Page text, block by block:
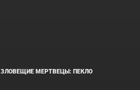
ЗЛОВЕЩИЕ МЕРТВЕЦЫ: ПЕКЛО